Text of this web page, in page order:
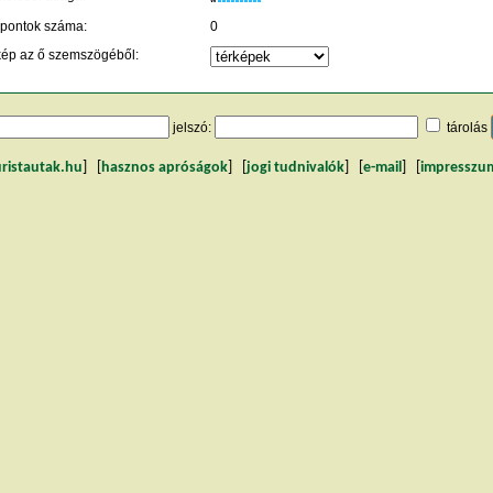
pontok száma:
0
az ő szemszögéből:
jelszó: tárolás
hasznos apróságok jogi tudnivalók e-mail